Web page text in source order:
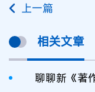
上一篇
相关文章
聊聊新《著